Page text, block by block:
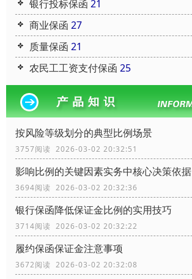
银行投标保函 21
商业保函 27
质量保函 21
农民工工资支付保函 25
按风险等级划分的典型比例场景
3757阅读 2026-03-02 20:32:51
影响比例的关键因素实务中核心决策依据
3694阅读 2026-03-02 20:32:36
银行保函降低保证金比例的实用技巧
3714阅读 2026-03-02 20:32:22
履约保函保证金注意事项
3672阅读 2026-03-02 20:32:08